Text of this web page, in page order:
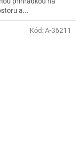
a...
Kód:A-36211